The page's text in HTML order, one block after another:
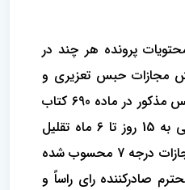
پرونده هر چند در
قانون کاهش مجازات حبس تعزیری و
تبصره ذیل آن مجازات حبس مذکور در ماده 690 کتاب
پنجم قانون مجازات اسلامی به 15 روز تا 6 ماه تقلیل
یافته و از این حیث این مجازات درجه 7 محسوب شده
صادرکننده رای راساً و